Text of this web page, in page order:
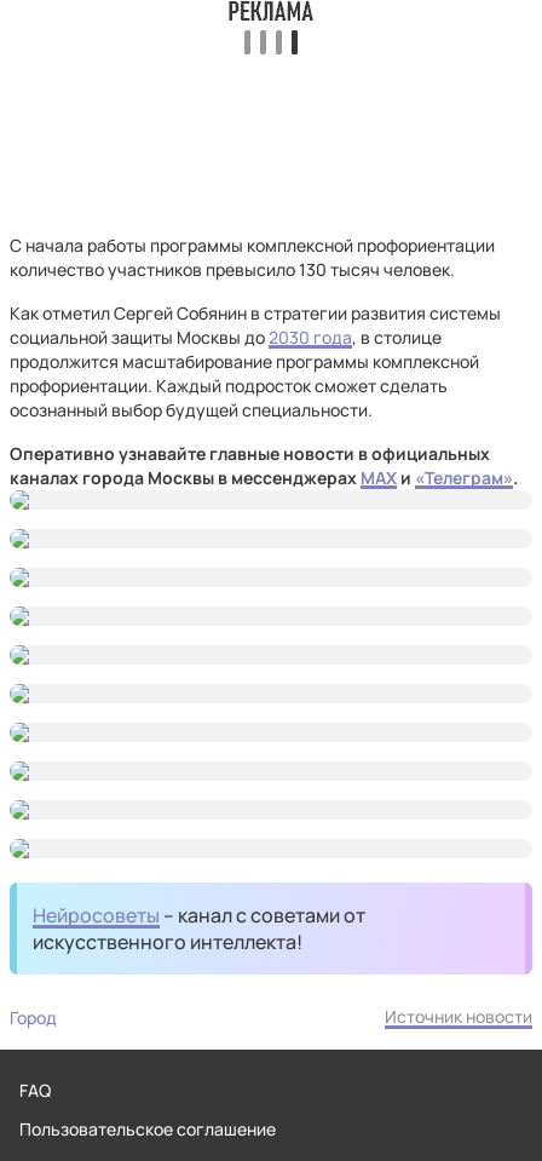
С начала работы программы комплексной профориентации
количество участников превысило 130 тысяч человек.
Как отметил Сергей Собянин в стратегии развития системы
социальной защиты Москвы до2030 года, в столице
продолжится масштабирование программы комплексной
профориентации. Каждый подросток сможет сделать
осознанный выбор будущей специальности.
Оперативно узнавайте главные новости в официальных
каналах города Москвы в мессенджерах MAX и «Телеграм».
Нейросоветы – канал с советами от
искусственного интеллекта!
Город Источник новости
FAQ
Пользовательское соглашение